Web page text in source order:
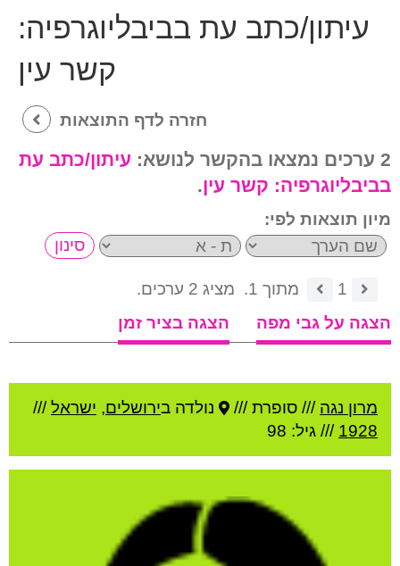
עיתון/כתב עת בביבליוגרפיה:
קשר עין
חזרה לדף התוצאות
2 ערכים נמצאו בהקשר לנושא:
עיתון/כתב עת
בביבליוגרפיה: קשר עין.
מיון תוצאות לפי:
1 מתוך 1.
מציג 2 ערכים.
הצגה על גבי מפה
הצגה בציר זמן
מרון נגה /// סופרת /// נולדה בירושלים, ישראל///
1928 /// גיל: 98